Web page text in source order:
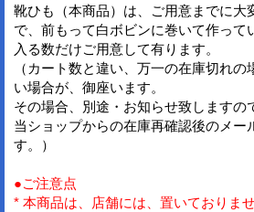
靴ひも（本商品）は、ご用意までに大
で、前もって白ボビンに巻いて作っ
入る数だけご用意して有ります。
（カート数と違い、万一の在庫切れ
い場合が、御座います。
その場合、別途・お知らせ致しますの
当ショップからの在庫再確認後のメー
す。）
●ご注意点
* 本商品は、店舗には、置いておりま